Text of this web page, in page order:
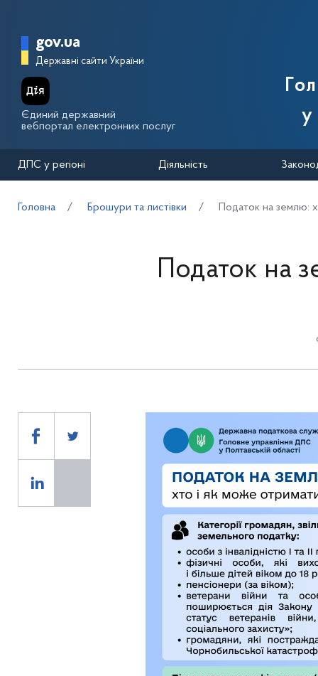
Головна сторінка Державної
gov.ua
Державні сайти України
Єдиний державний
вебпортал електронних послуг
у
ДПС у регіоні Діяльність
Головна Брошури та листівки Податок на землю:
Податок на